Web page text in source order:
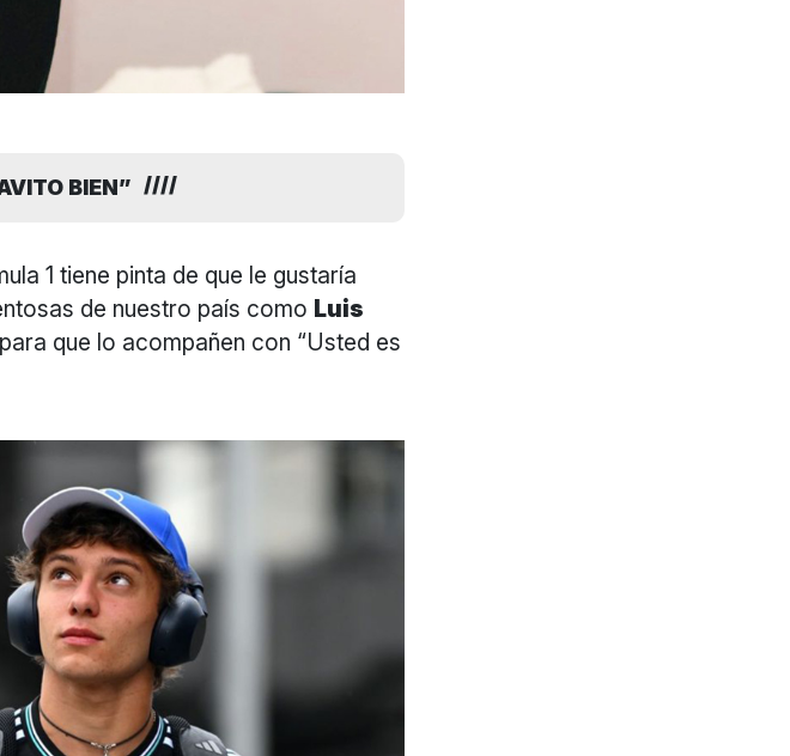
BIEN”
1 tiene pinta de que le gustaría
de nuestro país como Luis
para que lo acompañen con “Usted es